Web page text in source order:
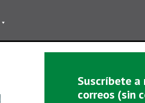
Suscríbete a
correos (sin